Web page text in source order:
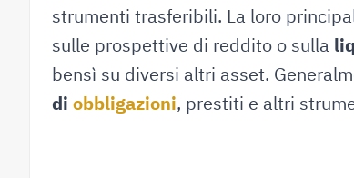
strumenti trasferibili. La loro
sulle prospettive di reddito o sulla
bensì su diversi altri asset.
di obbligazioni, prestiti e altri